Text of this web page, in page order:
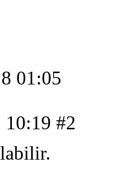
01:05
10:19 #2